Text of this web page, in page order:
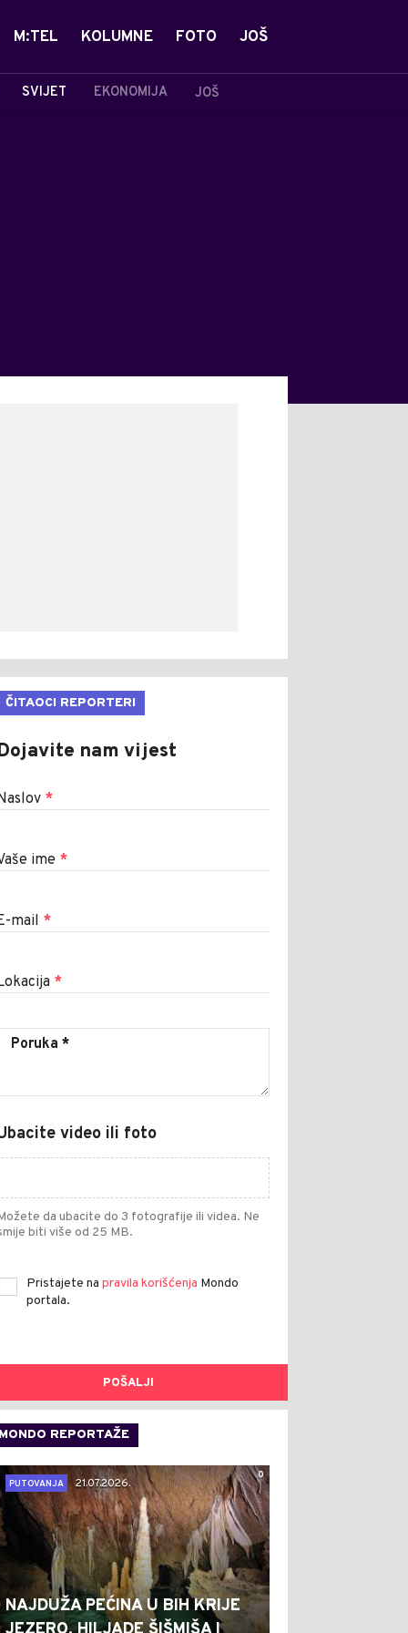
SVIJET EKONOMIJA JOŠ
M:TEL KOLUMNE FOTO JOŠ
ČITAOCI REPORTERI
nam vijest
*
ime *
mail *
*
video ili foto
da ubacite do 3 fotografije ili videa. Ne
biti više od 25 MB.
Pristajete na pravila korišćenja Mondo
portala.
POŠALJI
MONDO REPORTAŽE
0
PUTOVANJA
21.07.2026.
NAJDUŽA PEĆINA U BIH KRIJE